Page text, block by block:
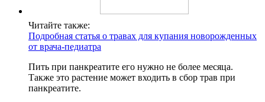
Читайте также:
Подробная статья о травах для купания новорожденных
от врача-педиатра
Пить при панкреатите его нужно не более месяца.
Также это растение может входить в сбор трав при
панкреатите.